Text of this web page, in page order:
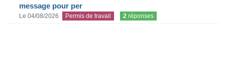
message pour per
Le 04/08/2026 Permis de travail 2 réponses